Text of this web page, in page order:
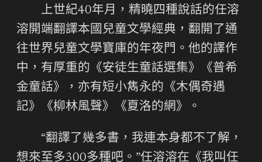
上世紀40年月，精曉四種說話的任溶
溶開端翻譯本國兒童文學經典，翻開了通
往世界兒童文學寶庫的年夜門。他的譯作
中，有厚重的《安徒生童話選集》《普希
金童話》，亦有短小雋永的《木偶奇遇
記》《柳林風聲》《夏洛的網》。
“翻譯了幾多書，我連本身都不了解，
想來至多300多種吧。”任溶溶在《我叫任